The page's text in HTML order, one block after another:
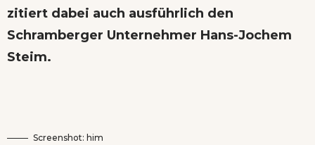
zitiert dabei auch ausführlich den
Schramberger Unternehmer Hans-Jochem
Steim.
Screenshot: him